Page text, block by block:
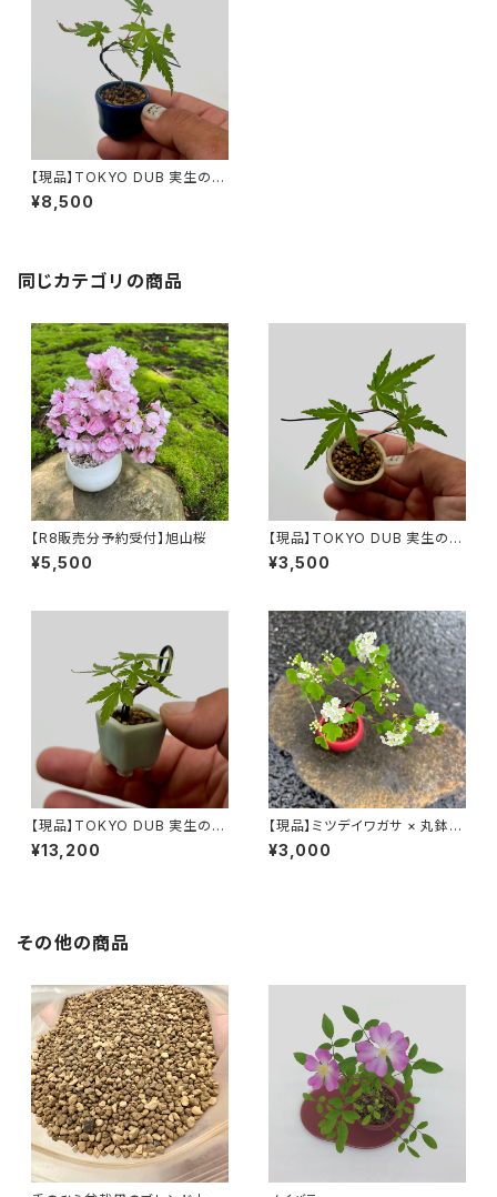
【現品】TOKYO DUB 実生のヤ
マモミジ
¥8,500
同じカテゴリの商品
【R8販売分予約受付】旭山桜
¥5,500
【現品】TOKYO DUB 実生のヤ
マモミジ
¥3,500
【現品】TOKYO DUB 実生のヤ
マモミジ
¥13,200
【現品】ミツデイワガサ × 丸鉢
赤
¥3,000
その他の商品